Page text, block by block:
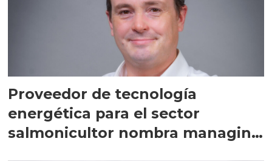
Proveedor de tecnología
energética para el sector
salmonicultor nombra managing